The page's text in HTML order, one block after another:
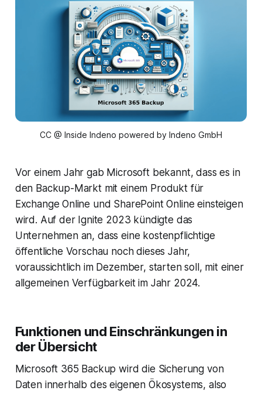
CC @ Inside Indeno powered by Indeno GmbH
Vor einem Jahr gab Microsoft bekannt, dass es in
den Backup-Markt mit einem Produkt für
Exchange Online und SharePoint Online einsteigen
wird. Auf der Ignite 2023 kündigte das
Unternehmen an, dass eine kostenpflichtige
öffentliche Vorschau noch dieses Jahr,
voraussichtlich im Dezember, starten soll, mit einer
allgemeinen Verfügbarkeit im Jahr 2024.
Funktionen und Einschränkungen in
der Übersicht
Microsoft 365 Backup wird die Sicherung von
Daten innerhalb des eigenen Ökosystems, also